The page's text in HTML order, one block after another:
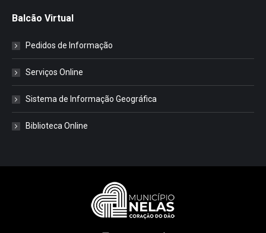
Balcão Virtual
Pedidos de Informação
Serviços Online
Sistema de Informação Geográfica
Biblioteca Online